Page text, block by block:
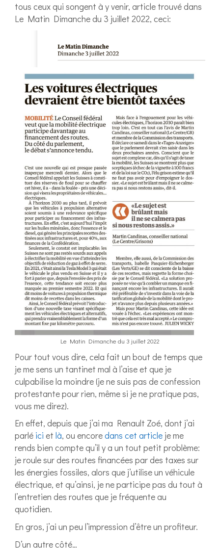
tous ceux qui songent à y venir, article trouvé dans
Le Matin Dimanche du 3 juillet 2022, ceci:
Le Matin Dimanche du 3 juillet 2022
Pour tout vous dire, cela fait un bout de temps que
je me sens un tantinet mal à l’aise et que je
culpabilise la moindre (je ne suis pas de confession
protestante pour rien, même si je ne pratique pas,
vous me direz).
En effet, depuis que j’ai ma Renault Zoé, dont j’ai
parlé ici et là, ou encoredans cet article je me
rends bien compte qu’il y a un tout petit problème:
je roule sur des routes financées par des taxes sur
les énergies fossiles, alors que j’utilise un véhicule
électrique, et qu’ainsi, je ne participe pas du tout à
l’entretien des routes que je fréquente au
quotidien.
En gros, j’ai un peu l’impression d’être un profiteur.
D’un autre côté…